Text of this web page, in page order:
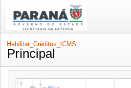
Habilitar_Créditos_ICMS
Principal